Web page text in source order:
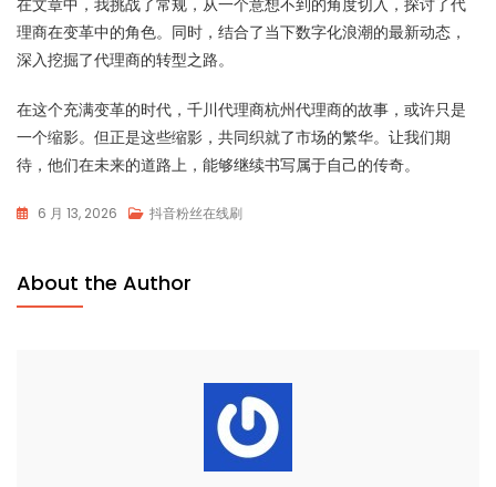
理商在变革中的角色。同时，结合了当下数字化浪潮的最新动态，
深入挖掘了代理商的转型之路。
在这个充满变革的时代，千川代理商杭州代理商的故事，或许只是
一个缩影。但正是这些缩影，共同织就了市场的繁华。让我们期
待，他们在未来的道路上，能够继续书写属于自己的传奇。
6 月 13, 2026 抖音粉丝在线刷
About the Author